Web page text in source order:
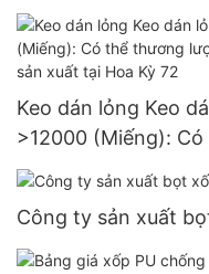
Nguồn cung cấp 3
Keo dán lỏng Keo
>12000 (Miếng):
>=30000 Miếng
Công ty sản xuất